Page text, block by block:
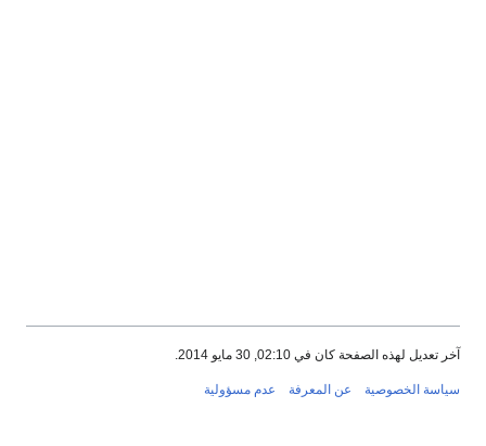
آخر تعديل لهذه الصفحة كان في 02:10, 30 مايو 2014.
سياسة الخصوصية عن المعرفة عدم مسؤولية